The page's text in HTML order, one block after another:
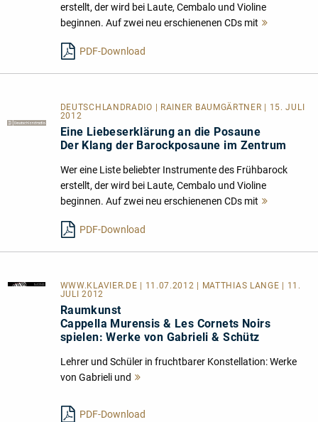
erstellt, der wird bei Laute, Cembalo und Violine
beginnen. Auf zwei neu erschienenen CDs mit
PDF-Download
DEUTSCHLANDRADIO | RAINER BAUMGÄRTNER | 15. JULI
2012
Eine Liebeserklärung an die Posaune
Der Klang der Barockposaune im Zentrum
Wer eine Liste beliebter Instrumente des Frühbarock
erstellt, der wird bei Laute, Cembalo und Violine
beginnen. Auf zwei neu erschienenen CDs mit
PDF-Download
WWW.KLAVIER.DE | 11.07.2012 | MATTHIAS LANGE | 11.
JULI 2012
Raumkunst
Cappella Murensis & Les Cornets Noirs
spielen: Werke von Gabrieli & Schütz
Lehrer und Schüler in fruchtbarer Konstellation: Werke
von Gabrieli und
PDF-Download